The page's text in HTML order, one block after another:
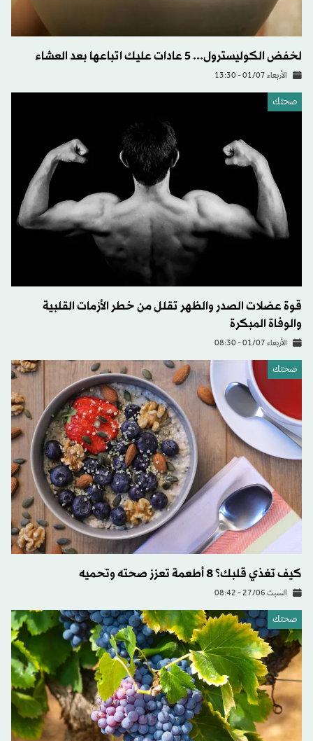
لخفض الكوليسترول... 5 عادات عليك اتباعها بعد العشاء
الأربعاء 01/07 - 13:30
صحتك
قوة عضلات الصدر والظهر تقلل من خطر الأزمات القلبية
والوفاة المبكرة
الأربعاء 01/07 - 08:30
صحتك
كيف تغذي قلبك؟ 8 أطعمة تعزز صحته وتحميه
السبت 27/06 - 08:42
صحتك